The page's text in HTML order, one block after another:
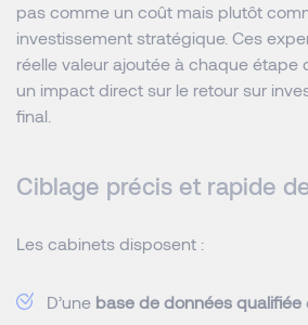
pas comme un coût mais plutôt
investissement stratégique. Ces
réelle valeur ajoutée à chaque étape
un impact direct sur le retour sur
final.
Ciblage précis et rapide
Les cabinets disposent :
D’une base de données qualifiée